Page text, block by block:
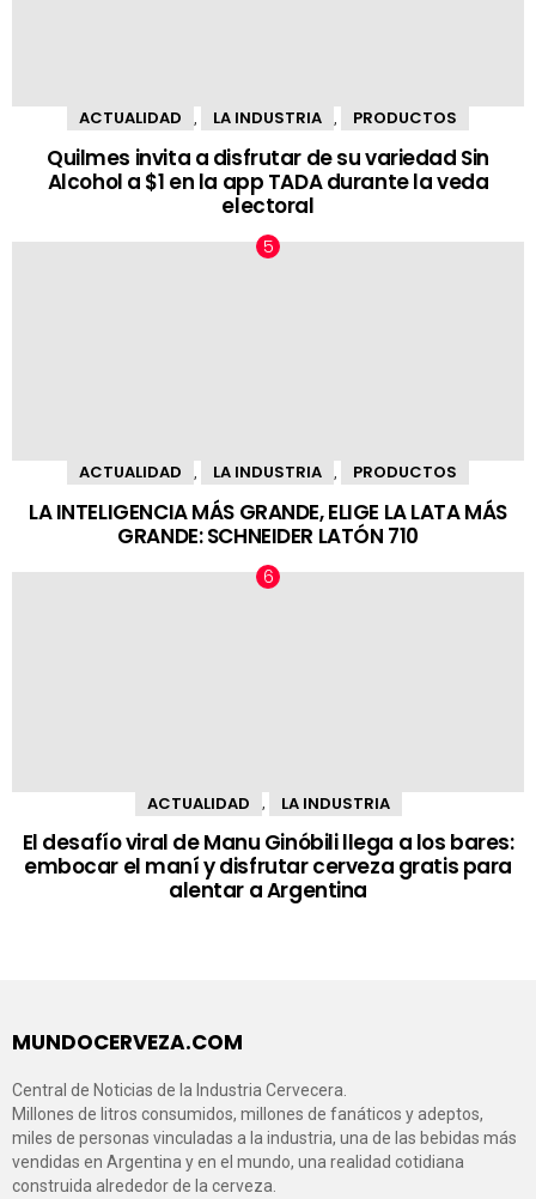
ACTUALIDAD LA INDUSTRIA PRODUCTOS
Quilmes invita a disfrutar de su variedad Sin
Alcohol a $1 en la app TADA durante la veda
electoral
ACTUALIDAD LA INDUSTRIA PRODUCTOS
LA INTELIGENCIA MÁS GRANDE, ELIGE LA LATA MÁS
GRANDE: SCHNEIDER LATÓN 710
ACTUALIDAD , LA INDUSTRIA
El desafío viral de Manu Ginóbili llega a los bares:
embocar el maní y disfrutar cerveza gratis para
alentar a Argentina
MUNDOCERVEZA.COM
Central de Noticias de la Industria Cervecera.
Millones de litros consumidos, millones de fanáticos y adeptos,
miles de personas vinculadas a la industria, una de las bebidas más
vendidas en Argentina y en el mundo, una realidad cotidiana
construida alrededor de la cerveza.